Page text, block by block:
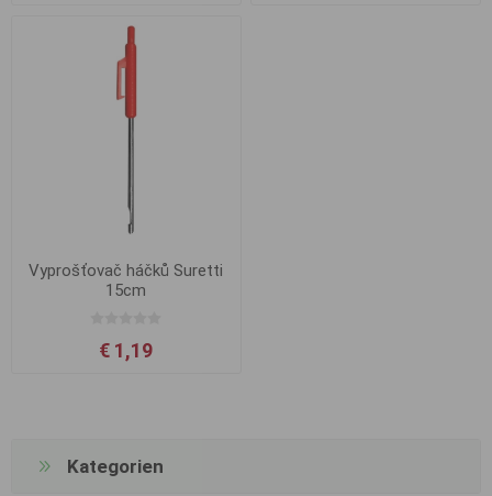
Vyprošťovač háčků Suretti
15cm
€ 1,19
Kategorien